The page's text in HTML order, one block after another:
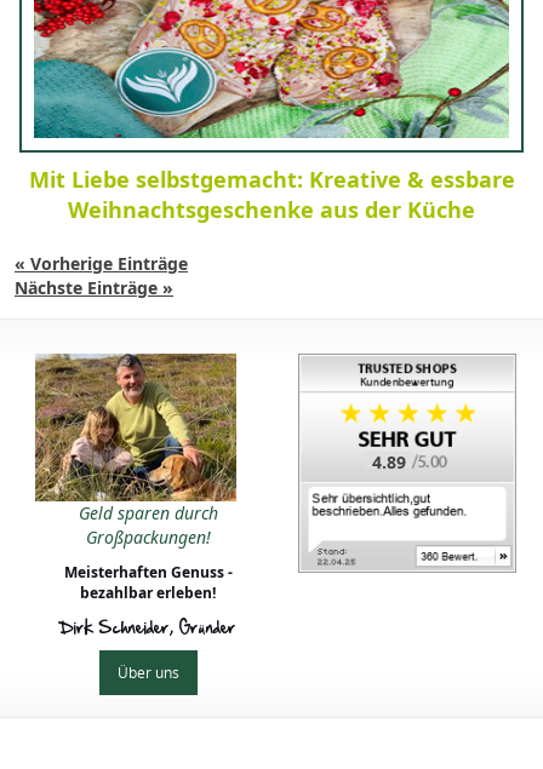
Mit Liebe selbstgemacht: Kreative & essbare
Weihnachtsgeschenke aus der Küche
« Vorherige Einträge
Nächste Einträge »
Geld sparen durch
Großpackungen!
Meisterhaften Genuss -
bezahlbar erleben!
Dirk Schneider, Gründer
Über uns
4.89